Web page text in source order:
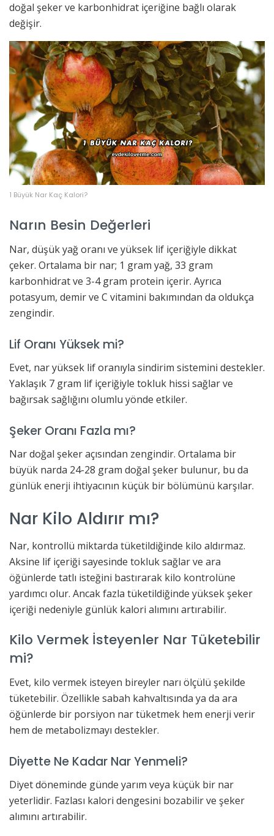
doğal şeker ve karbonhidrat içeriğine bağlı olarak
değişir.
1 Büyük Nar Kaç Kalori?
Narın Besin Değerleri
Nar, düşük yağ oranı ve yüksek lif içeriğiyle dikkat
çeker. Ortalama bir nar; 1 gram yağ, 33 gram
karbonhidrat ve 3-4 gram protein içerir. Ayrıca
potasyum, demir ve C vitamini bakımından da oldukça
zengindir.
Lif Oranı Yüksek mi?
Evet, nar yüksek lif oranıyla sindirim sistemini destekler.
Yaklaşık 7 gram lif içeriğiyle tokluk hissi sağlar ve
bağırsak sağlığını olumlu yönde etkiler.
Şeker Oranı Fazla mı?
Nar doğal şeker açısından zengindir. Ortalama bir
büyük narda 24-28 gram doğal şeker bulunur, bu da
günlük enerji ihtiyacının küçük bir bölümünü karşılar.
Nar Kilo Aldırır mı?
Nar, kontrollü miktarda tüketildiğinde kilo aldırmaz.
Aksine lif içeriği sayesinde tokluk sağlar ve ara
öğünlerde tatlı isteğini bastırarak kilo kontrolüne
yardımcı olur. Ancak fazla tüketildiğinde yüksek şeker
içeriği nedeniyle günlük kalori alımını artırabilir.
Kilo Vermek İsteyenler Nar Tüketebilir
mi?
Evet, kilo vermek isteyen bireyler narı ölçülü şekilde
tüketebilir. Özellikle sabah kahvaltısında ya da ara
öğünlerde bir porsiyon nar tüketmek hem enerji verir
hem de metabolizmayı destekler.
Diyette Ne Kadar Nar Yenmeli?
Diyet döneminde günde yarım veya küçük bir nar
yeterlidir. Fazlası kalori dengesini bozabilir ve şeker
alımını artırabilir.